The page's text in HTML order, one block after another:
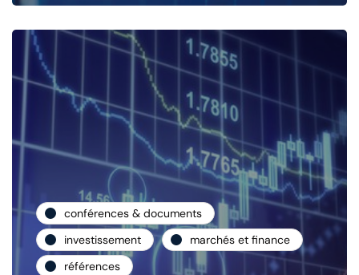
conférences & documents
investissement
marchés et finance
références